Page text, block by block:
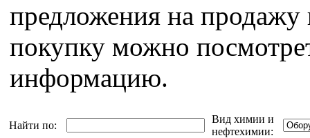
предложения на продажу
покупку можно
информацию.
Найти по:
Вид химии и
нефтехимии: